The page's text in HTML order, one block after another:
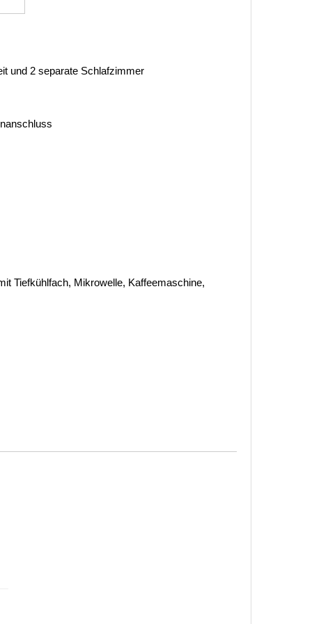
und 2 separate Schlafzimmer
Tiefkühlfach, Mikrowelle, Kaffeemaschine,